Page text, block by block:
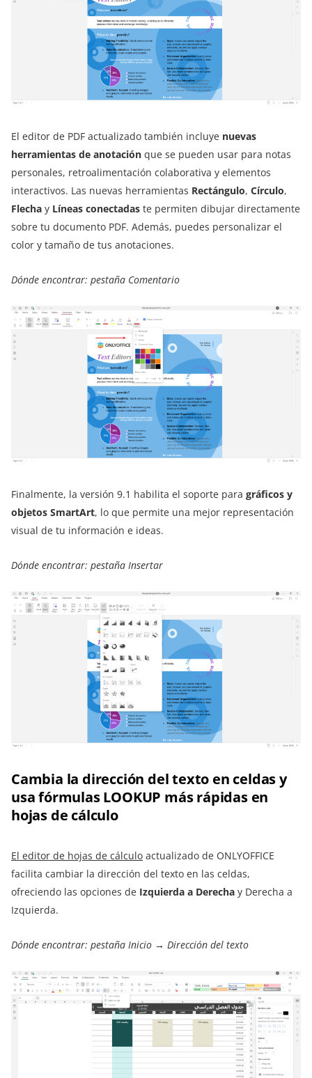
El editor de PDF actualizado también incluye nuevas
herramientas de anotación que se pueden usar para notas
personales, retroalimentación colaborativa y elementos
interactivos. Las nuevas herramientas Rectángulo, Círculo,
Flecha y Líneas conectadas te permiten dibujar directamente
sobre tu documento PDF. Además, puedes personalizar el
color y tamaño de tus anotaciones.
Dónde encontrar: pestaña Comentario
Finalmente, la versión 9.1 habilita el soporte para gráficos y
objetos SmartArt, lo que permite una mejor representación
visual de tu información e ideas.
Dónde encontrar: pestaña Insertar
Cambia la dirección del texto en celdas y
usa fórmulas LOOKUP más rápidas en
hojas de cálculo
El editor de hojas de cálculo actualizado de ONLYOFFICE
facilita cambiar la dirección del texto en las celdas,
ofreciendo las opciones de Izquierda a Derecha y Derecha a
Izquierda.
Dónde encontrar: pestaña Inicio → Dirección del texto